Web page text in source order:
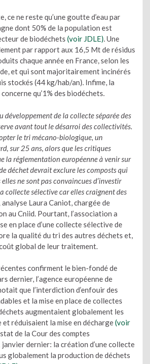
ce ne reste qu’une goutte d’eau par
dont 50% de la population est
de biodéchets (voir JDLE). Une
par rapport aux 16,5 Mt de résidus
chaque année en France, selon les
et qui sont majoritairement incinérés
stockés (44 kg/hab/an). Infime, la
qu’1% des biodéchets.
développement de la collecte séparée des
avant tout le désarroi des collectivités.
le tri mécano-biologique, un
sur 25 ans, alors que les critiques
la réglementation européenne à venir sur
déchet devrait exclure les composts qui
ne sont pas convaincues d’investir
collecte sélective car elles craignent des
analyse Laura Caniot, chargée de
au Cniid. Pourtant, l’association a
en place d’une collecte sélective de
la qualité du tri des autres déchets et,
global de leur traitement.
confirment le bien-fondé de
dernier, l’agence européenne de
que l’interdiction d’enfouir des
et la mise en place de collectes
augmentaient globalement les
réduisaient la mise en décharge(voir
de la Cour des comptes
dernier: la création d’une collecte
globalement la production de déchets